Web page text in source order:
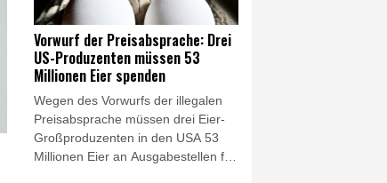
der damals 20-Jährige im Jahr 2011
auf der Seite der Staatsführung des
damaligen Machthabers Baschar al-
Assad gekämpft haben. (Az. 3 StR
584/25)
Vorwurf der Preisabsprache: Drei
US-Produzenten müssen 53
Millionen Eier spenden
Wegen des Vorwurfs der illegalen
Preisabsprache müssen drei Eier-
Großproduzenten in den USA 53
Millionen Eier an Ausgabestellen für